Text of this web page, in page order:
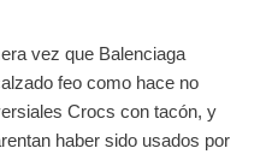
vez que Balenciaga
feo como hace no
Crocs con tacón, y
haber sido usados por